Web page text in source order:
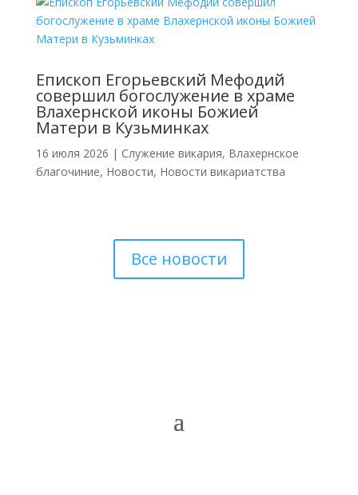
Епископ Егорьевский Мефодий
совершил богослужение в храме
Влахернской иконы Божией
Матери в Кузьминках
16 июля 2026 | Cлужение викария, Влахернское
благочиние, Новости, Новости викариатства
Все новости